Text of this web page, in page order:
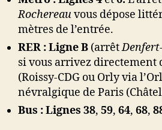
Rochereauvous dépose
mètres de l’entrée.
RER :Ligne B (arrêt
si vous arrivez directement
(Roissy-CDG ou Orly via
névralgique de Paris
Bus :Lignes 38, 59, 64, 68,